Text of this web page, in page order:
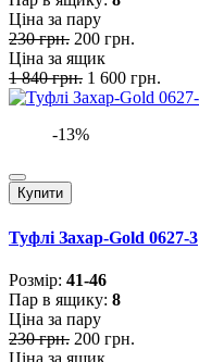
Ціна за пару
230 грн. 200 грн.
Ціна за ящик
1 840 грн. 1 600 грн.
-13%
Купити
Туфлі Захар-Gold 0627-3
Розмiр: 41-46
Пар в ящику: 8
Ціна за пару
230 грн. 200 грн.
Ціна за ящик